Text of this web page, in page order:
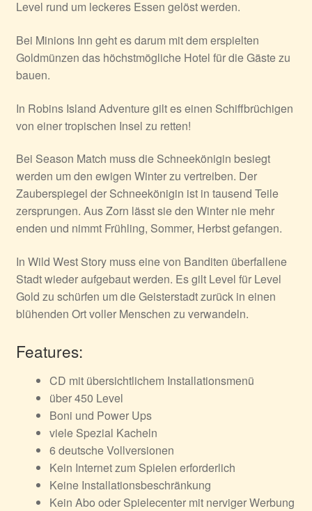
Level rund um leckeres Essen gelöst werden.
Bei Minions Inn geht es darum mit dem erspielten
Goldmünzen das höchstmögliche Hotel für die Gäste zu
bauen.
In Robins Island Adventuregilt es einen Schiffbrüchigen
von einer tropischen Insel zu retten!
Bei Season Match muss die Schneekönigin besiegt
werden um den ewigen Winter zu vertreiben. Der
Zauberspiegel der Schneekönigin ist in tausend Teile
zersprungen. Aus Zorn lässt sie den Winter nie mehr
enden und nimmt Frühling, Sommer, Herbst gefangen.
In Wild West Storymuss eine von Banditen überfallene
Stadt wieder aufgebaut werden. Es gilt Level für Level
Gold zu schürfen um die Geisterstadt zurück in einen
blühenden Ort voller Menschen zu verwandeln.
Features:
CD mit übersichtlichem Installationsmenü
über 450 Level
Boni und Power Ups
viele Spezial Kacheln
6 deutsche Vollversionen
Kein Internet zum Spielen erforderlich
Keine Installationsbeschränkung
Kein Abo oder Spielecenter mit nerviger Werbung